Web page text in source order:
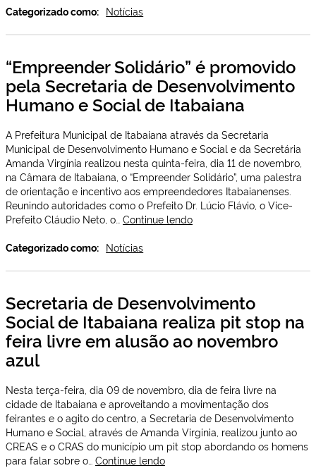
Itabaiana
inscrições
o
edital
da
Lei
Blanc
2021
Categorizado como: Notícias
“Empreender Solidário” é promovido
pela Secretaria de Desenvolvimento
Humano e Social de Itabaiana
A Prefeitura Municipal de Itabaiana através da Secretaria
Municipal de Desenvolvimento Humano e Social e da Secretária
Amanda Virgínia realizou nesta quinta-feira, dia 11 de novembro,
na Câmara de Itabaiana, o “Empreender Solidário”, uma palestra
de orientação e incentivo aos empreendedores Itabaianenses.
Reunindo autoridades como o Prefeito Dr. Lúcio Flávio, o Vice-
Prefeito Cláudio Neto, o… Continue lendo“Empreender
pela
de
Desenvolvimento
Humano
e
Itabaiana
Categorizado como: Notícias
Secretaria de Desenvolvimento
Social de Itabaiana realiza pit stop na
feira livre em alusão ao novembro
azul
Nesta terça-feira, dia 09 de novembro, dia de feira livre na
cidade de Itabaiana e aproveitando a movimentação dos
feirantes e o agito do centro, a Secretaria de Desenvolvimento
Humano e Social, através de Amanda Virginia, realizou junto ao
CREAS e o CRAS do município um pit stop abordando os homens
para falar sobre o… Continue lendoSecretaria